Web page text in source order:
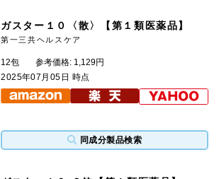
同成分製品検索
ガスター１０〈散〉【第１類医薬品】
第一三共ヘルスケア
12包
参考価格: 1,129円
2025年07月05日 時点